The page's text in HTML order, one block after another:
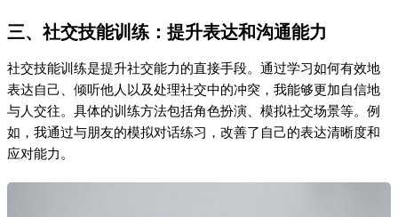
三、社交技能训练：提升表达和沟通能力
社交技能训练是提升社交能力的直接手段。通过学习如何有效地
表达自己、倾听他人以及处理社交中的冲突，我能够更加自信地
与人交往。具体的训练方法包括角色扮演、模拟社交场景等。例
如，我通过与朋友的模拟对话练习，改善了自己的表达清晰度和
应对能力。